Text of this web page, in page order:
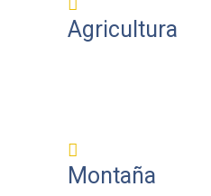
Agricultura
Montaña